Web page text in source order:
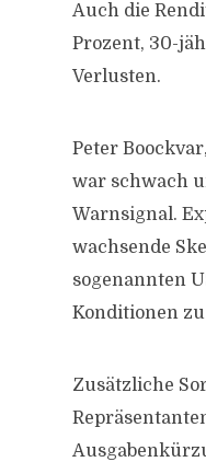
Auch die
Prozent, 30-
Verlusten.
Peter
war schwach
Warnsignal.
wachsende
sogenannten
Konditionen
Zusätzliche